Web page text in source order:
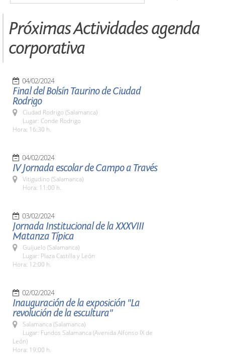
Próximas Actividades agenda
corporativa
04/02/2024
Final del Bolsín Taurino de Ciudad
Rodrigo
Ciudad Rodrigo (Salamanca)
Lugar: Conde Rodrigo
Hora: 16:30 h.
04/02/2024
IV Jornada escolar de Campo a Través
Vitigudino (Salamanca)
Hora: 11:00 h.
03/02/2024
Jornada Institucional de la XXXVIII
Matanza Típica
Guijuelo (Salamanca)
Lugar: Plaza Castilla y León
Hora: 12:00 h.
02/02/2024
Inauguración de la exposición "La
revolución de la escultura"
Salamanca (Salamanca)
Lugar: Fundos Salamanca (Avenida Alfonso IX de
León)
Hora: 19:00 h.